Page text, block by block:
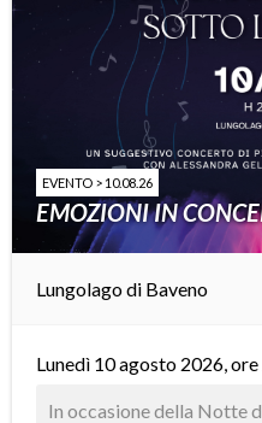
EVENTO > 10.08.26
EMOZIONI IN
Lungolago di Baveno
Lunedì 10 agosto 2026,
In occasione della Notte